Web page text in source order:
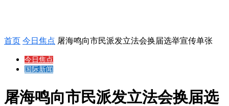
首页 今日焦点 屠海鸣向市民派发立法会换届选举宣传单张
今日焦点
国际新闻
屠海鸣向市民派发立法会换届选